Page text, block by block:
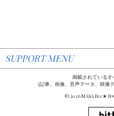
SUPPORT MENU
掲載されているす
(記事、画像、音声データ、映像
© 2026 MASA Rec★